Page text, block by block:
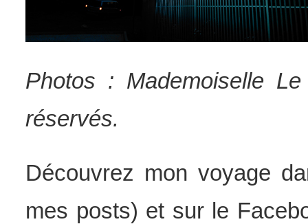
Photos : Mademoiselle
réservés.
Découvrez mon voyage
mes posts) et sur le